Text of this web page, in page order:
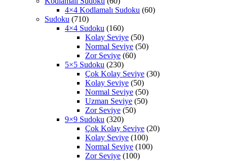
4×4 Kodlamalı Sudoku (60)
Sudoku (710)
4×4 Sudoku (160)
Kolay Seviye (50)
Normal Seviye (50)
Zor Seviye (60)
5×5 Sudoku (230)
Çok Kolay Seviye (30)
Kolay Seviye (50)
Normal Seviye (50)
Uzman Seviye (50)
Zor Seviye (50)
9×9 Sudoku (320)
Çok Kolay Seviye (20)
Kolay Seviye (100)
Normal Seviye (100)
Zor Seviye (100)